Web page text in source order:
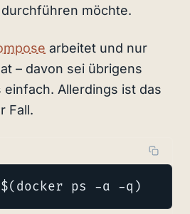
möchte.
arbeitet und nur
– davon sei übrigens
einfach. Allerdings ist das
Fall.
ps -a -q)